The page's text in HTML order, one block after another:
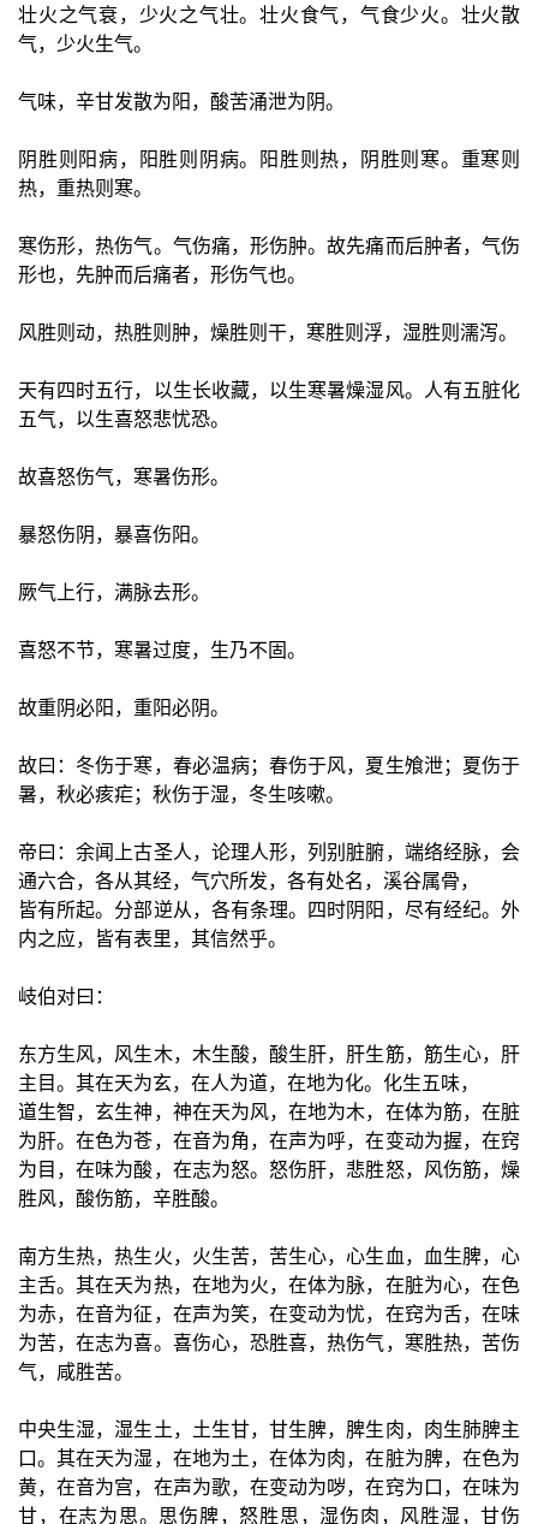
壮火之气衰，少火之气壮。壮火食气，气食少火。壮火散
气，少火生气。
气味，辛甘发散为阳，酸苦涌泄为阴。
阴胜则阳病，阳胜则阴病。阳胜则热，阴胜则寒。重寒则
热，重热则寒。
寒伤形，热伤气。气伤痛，形伤肿。故先痛而后肿者，气伤
形也，先肿而后痛者，形伤气也。
风胜则动，热胜则肿，燥胜则干，寒胜则浮，湿胜则濡泻。
天有四时五行，以生长收藏，以生寒暑燥湿风。人有五脏化
五气，以生喜怒悲忧恐。
故喜怒伤气，寒暑伤形。
暴怒伤阴，暴喜伤阳。
厥气上行，满脉去形。
喜怒不节，寒暑过度，生乃不固。
故重阴必阳，重阳必阴。
故曰：冬伤于寒，春必温病；春伤于风，夏生飧泄；夏伤于
暑，秋必痎疟；秋伤于湿，冬生咳嗽。
帝曰：余闻上古圣人，论理人形，列别脏腑，端络经脉，会
通六合，各从其经，气穴所发，各有处名，溪谷属骨，
皆有所起。分部逆从，各有条理。四时阴阳，尽有经纪。外
内之应，皆有表里，其信然乎。
岐伯对曰：
东方生风，风生木，木生酸，酸生肝，肝生筋，筋生心，肝
主目。其在天为玄，在人为道，在地为化。化生五味，
道生智，玄生神，神在天为风，在地为木，在体为筋，在脏
为肝。在色为苍，在音为角，在声为呼，在变动为握，在窍
为目，在味为酸，在志为怒。怒伤肝，悲胜怒，风伤筋，燥
胜风，酸伤筋，辛胜酸。
南方生热，热生火，火生苦，苦生心，心生血，血生脾，心
主舌。其在天为热，在地为火，在体为脉，在脏为心，在色
为赤，在音为征，在声为笑，在变动为忧，在窍为舌，在味
为苦，在志为喜。喜伤心，恐胜喜，热伤气，寒胜热，苦伤
气，咸胜苦。
中央生湿，湿生土，土生甘，甘生脾，脾生肉，肉生肺脾主
口。其在天为湿，在地为土，在体为肉，在脏为脾，在色为
黄，在音为宫，在声为歌，在变动为哕，在窍为口，在味为
甘，在志为思。思伤脾，怒胜思，湿伤肉，风胜湿，甘伤